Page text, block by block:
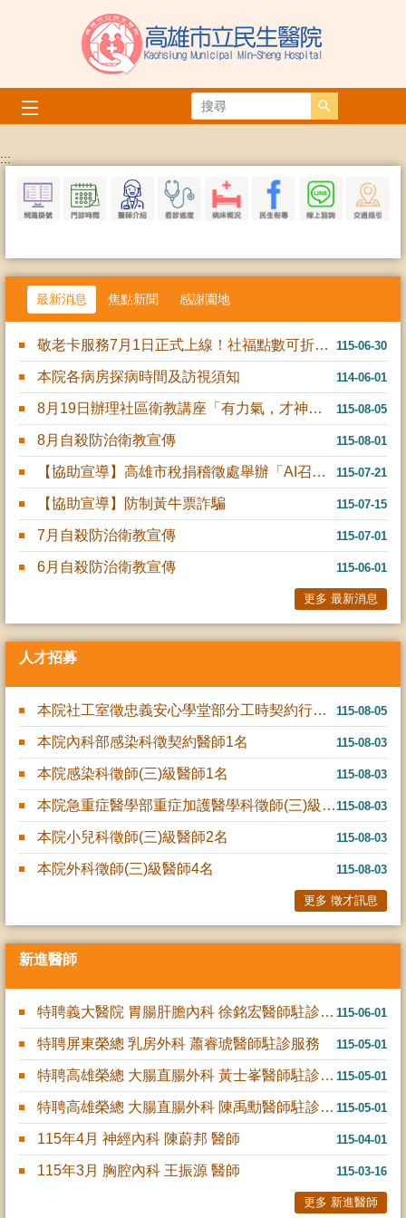
跳到主要內容區塊
搜尋
:::
最新消息 焦點新聞 感謝園地
115-06-30
敬老卡服務7月1日正式上線！社福點數可折抵門診掛號費
114-06-01
本院各病房探病時間及訪視須知
115-08-05
8月19日辦理社區衛教講座「有力氣，才神氣-認識老年肌少症與長照資源」，名額有限，有興趣的民眾歡迎報....
115-08-01
8月自殺防治衛教宣傳
115-07-21
【協助宣導】高雄市稅捐稽徵處舉辦「AI召集令！稅 與爭鋒！」租稅圖卡網路人氣票選活動
115-07-15
【協助宣導】防制黃牛票詐騙
115-07-01
7月自殺防治衛教宣傳
115-06-01
6月自殺防治衛教宣傳
更多 最新消息
人才招募
115-08-05
本院社工室徵忠義安心學堂部分工時契約行政人員1名
115-08-03
本院內科部感染科徵契約醫師1名
115-08-03
本院感染科徵師(三)級醫師1名
115-08-03
本院急重症醫學部重症加護醫學科徵師(三)級醫師1名
115-08-03
本院小兒科徵師(三)級醫師2名
115-08-03
本院外科徵師(三)級醫師4名
更多 徵才訊息
新進醫師
115-06-01
特聘義大醫院 胃腸肝膽內科 徐銘宏醫師駐診服務
115-05-01
特聘屏東榮總 乳房外科 蕭睿琥醫師駐診服務
115-05-01
特聘高雄榮總 大腸直腸外科 黃士峯醫師駐診服務
115-05-01
特聘高雄榮總 大腸直腸外科 陳禹勳醫師駐診服務
115-04-01
115年4月 神經內科 陳蔚邦 醫師
115-03-16
115年3月 胸腔內科 王振源 醫師
更多 新進醫師